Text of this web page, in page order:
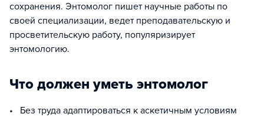
сохранения. Энтомолог пишет научные работы по
своей специализации, ведет преподавательскую и
просветительскую работу, популяризирует
энтомологию.
Что должен уметь энтомолог
• Без труда адаптироваться к аскетичным условиям